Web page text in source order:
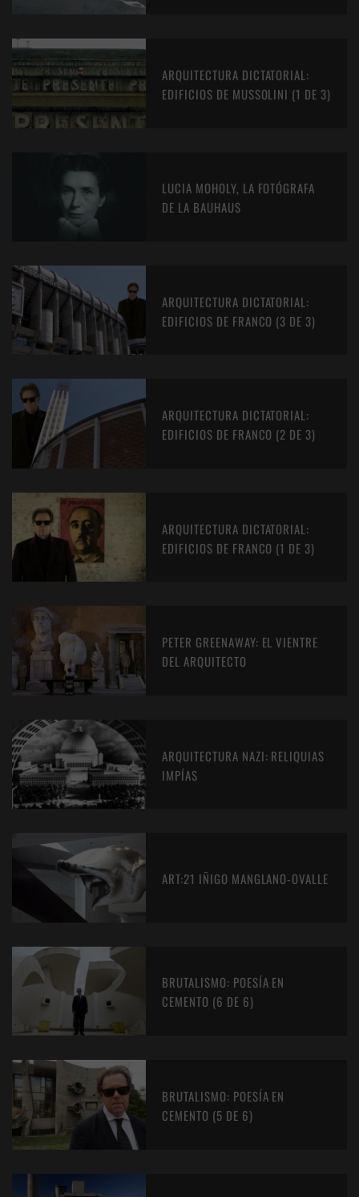
ARQUITECTURA DICTATORIAL:
EDIFICIOS DE MUSSOLINI (1 DE 3)
LUCIA MOHOLY, LA FOTÓGRAFA
DE LA BAUHAUS
ARQUITECTURA DICTATORIAL:
EDIFICIOS DE FRANCO (3 DE 3)
ARQUITECTURA DICTATORIAL:
EDIFICIOS DE FRANCO (2 DE 3)
ARQUITECTURA DICTATORIAL:
EDIFICIOS DE FRANCO (1 DE 3)
PETER GREENAWAY: EL VIENTRE
DEL ARQUITECTO
ARQUITECTURA NAZI: RELIQUIAS
IMPÍAS
ART:21 IÑIGO MANGLANO-OVALLE
BRUTALISMO: POESÍA EN
CEMENTO (6 DE 6)
BRUTALISMO: POESÍA EN
CEMENTO (5 DE 6)